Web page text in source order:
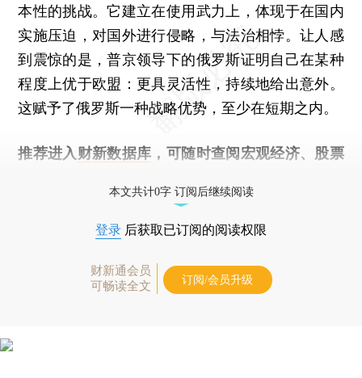
本性的挑战。它建立在使用武力上，体现于在国内
实施压迫，对国外进行侵略，与法治相悖。让人感
到震惊的是，普京领导下的俄罗斯证明自己在某种
程度上优于欧盟：更具灵活性，持续地给出意外。
这赋予了俄罗斯一种战略优势，至少在短期之内。
推荐进入 财新数据库 ，可随时查阅宏观经济、股票
本文共计0字 订阅后继续阅读
登录 后获取已订阅的阅读权限
财新通会员
可畅读全文
订阅/会员升级